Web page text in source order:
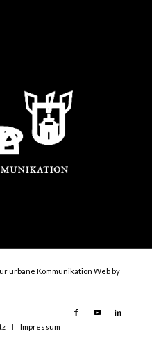
urbane Kommunikation Web by
Impressum